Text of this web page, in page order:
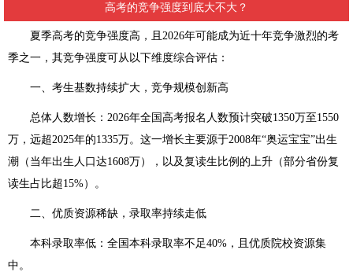
高考的竞争强度到底大不大？
夏季高考的竞争强度高，且2026年可能成为近十年竞争激烈的考
季之一，其竞争强度可从以下维度综合评估：
一、考生基数持续扩大，竞争规模创新高
总体人数增长：2026年全国高考报名人数预计突破1350万至1550
万，远超2025年的1335万。这一增长主要源于2008年“奥运宝宝”出生
潮（当年出生人口达1608万），以及复读生比例的上升（部分省份复
读生占比超15%）。
二、优质资源稀缺，录取率持续走低
本科录取率低：全国本科录取率不足40%，且优质院校资源集
中。